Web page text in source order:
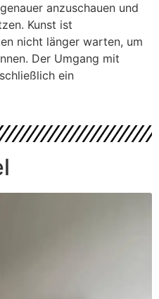
anzuschauen und
Kunst ist
nicht länger warten, um
Der Umgang mit
ein